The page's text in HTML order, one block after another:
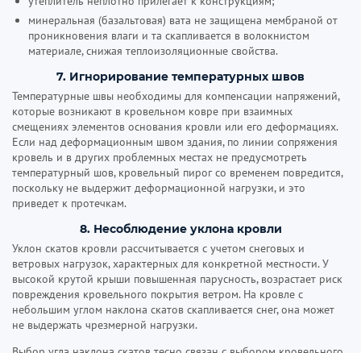
минеральная (базальтовая) вата не защищена мембраной от
проникновения влаги и та скапливается в волокнистом
материале, снижая теплоизоляционные свойства.
7. Игнорирование температурных швов
Температурные швы необходимы для компенсации напряжений,
которые возникают в кровельном ковре при взаимных
смещениях элементов основания кровли или его деформациях.
Если над деформационным швом здания, по линии сопряжения
кровель и в других проблемных местах не предусмотреть
температурный шов, кровельный пирог со временем повредится,
поскольку не выдержит деформационной нагрузки, и это
приведет к протечкам.
8. Несоблюдение уклона кровли
Уклон скатов кровли рассчитывается с учетом снеговых и
ветровых нагрузок, характерных для конкретной местности. У
высокой крутой крыши повышенная парусность, возрастает риск
повреждения кровельного покрытия ветром. На кровле с
небольшим углом наклона скатов скапливается снег, она может
не выдержать чрезмерной нагрузки.